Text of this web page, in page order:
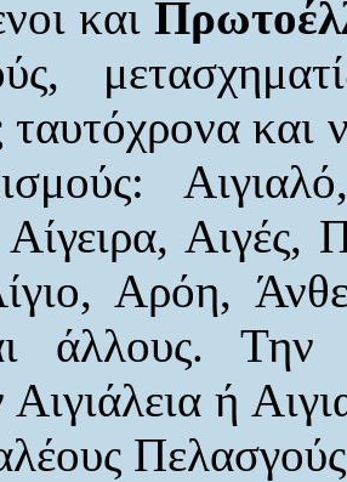
και
ταυτόχρονα και
Αιγές,
Αρόη,
άλλους. Την
ή